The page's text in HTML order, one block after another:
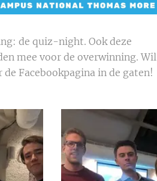
de quiz-night. Ook deze
mee voor de overwinning. Wil
Facebookpagina in de gaten!